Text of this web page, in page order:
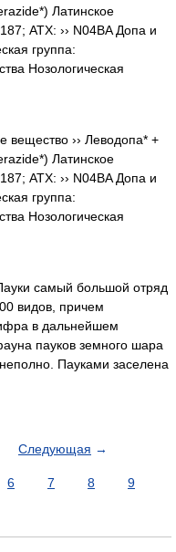
Латинское
АТХ: ›› N04BA Допа и
группа:
Нозологическая
›› Леводопа* +
Латинское
АТХ: ›› N04BA Допа и
группа:
Нозологическая
самый большой отряд
видов, причем
в дальнейшем
пауков земного шара
Пауками заселена
Следующая →
6 7 8
9